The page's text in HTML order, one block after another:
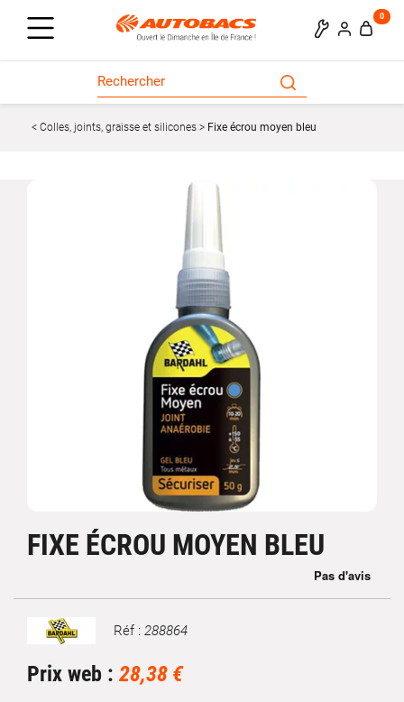
0
Colles, joints, graisse et silicones Fixe écrou moyen bleu
FIXE ÉCROU MOYEN BLEU
Marque Réf : 288864
Prix web : 28,38 €